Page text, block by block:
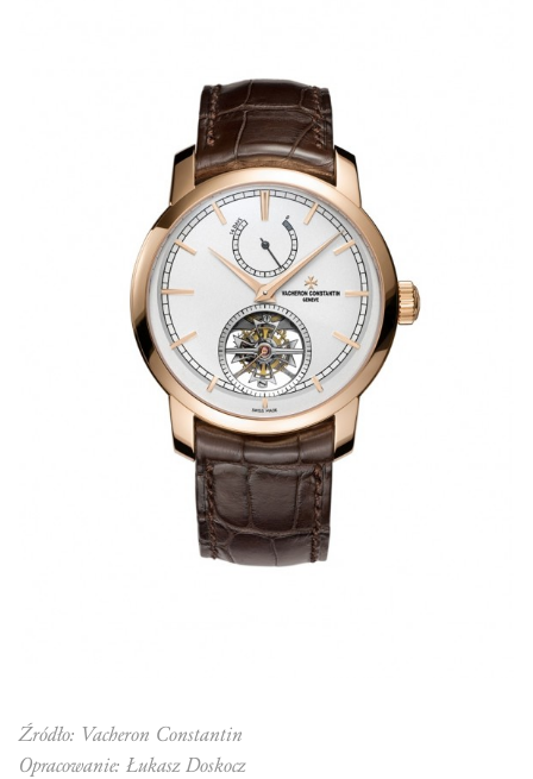
Źródło: Vacheron Constantin
Opracowanie: Łukasz Doskocz